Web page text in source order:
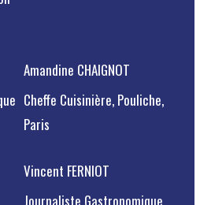
Amandine CHAIGNOT
Cheffe Cuisinière, Pouliche,
Paris
Vincent FERNIOT
Journaliste Gastronomique